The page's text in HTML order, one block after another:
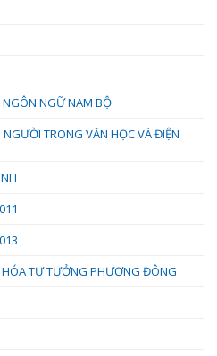
NGỮ NAM BỘ
TRONG VĂN HỌC VÀ ĐIỆN
TƯ TƯỞNG PHƯƠNG ĐÔNG